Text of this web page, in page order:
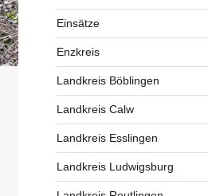
Einsätze
Enzkreis
Landkreis Böblingen
Landkreis Calw
Landkreis Esslingen
Landkreis Ludwigsburg